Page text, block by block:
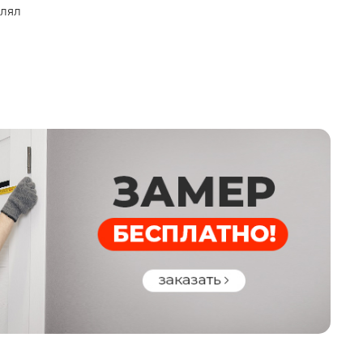
типа
внешние открывание 180*
252R CR,
цилиндровый (узкая планка
), 4 класс взломостойкости, 3 ригеля,
мм,
вылет ригелей 37 мм;
Kilit 257L CR, сувальдный (узкая планка
4 класс взломостойкости, 3 ригеля,
мм,
вылет ригелей 35 мм, 8 сувальд
HS 44 сатин хром
для защелки основного замка